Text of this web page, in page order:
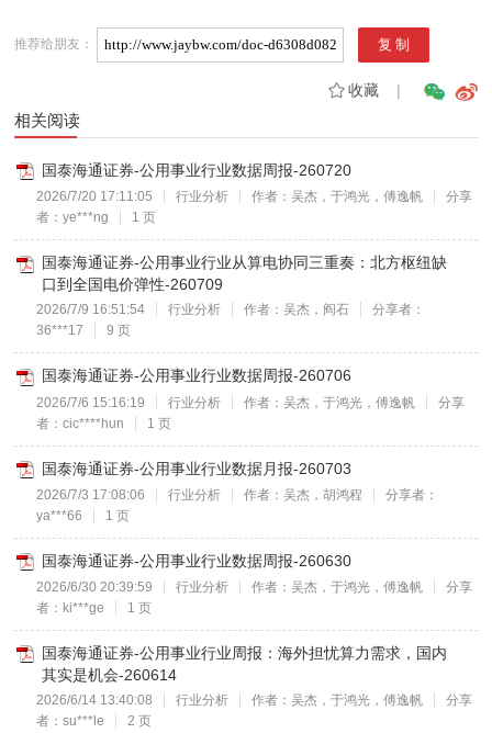
推荐给朋友：
收藏|
相关阅读
国泰海通证券-公用事业行业数据周报-260720
2026/7/20 17:11:05 行业分析 作者：吴杰，于鸿光，傅逸帆
分享
者：ye***ng
1 页
国泰海通证券-公用事业行业从算电协同三重奏：北方枢纽缺
口到全国电价弹性-260709
2026/7/9 16:51:54 行业分析 作者：吴杰，阎石
分享者：
36***17
9 页
国泰海通证券-公用事业行业数据周报-260706
2026/7/6 15:16:19 行业分析 作者：吴杰，于鸿光，傅逸帆
分享
者：cic****hun
1 页
国泰海通证券-公用事业行业数据月报-260703
2026/7/3 17:08:06 行业分析 作者：吴杰，胡鸿程
分享者：
ya***66
1 页
国泰海通证券-公用事业行业数据周报-260630
2026/6/30 20:39:59 行业分析 作者：吴杰，于鸿光，傅逸帆
分享
者：ki***ge
1 页
国泰海通证券-公用事业行业周报：海外担忧算力需求，国内
其实是机会-260614
2026/6/14 13:40:08 行业分析 作者：吴杰，于鸿光，傅逸帆
分享
者：su***le
2 页